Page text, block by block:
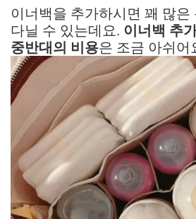
이너백을 추가하시면 꽤 많은
다닐 수 있는데요. 이너백 추
중반대의 비용은 조금 아쉬어